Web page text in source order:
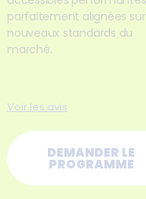
parfaitement alignées
nouveaux standards du
marché.
Voir les avis
DEMANDER LE
PROGRAMME